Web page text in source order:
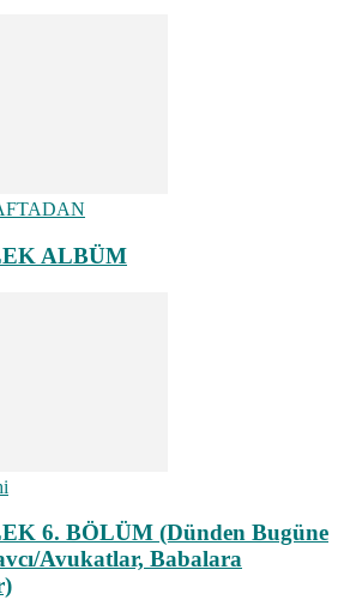
ALBÜM
6. BÖLÜM (Dünden Bugüne
Avukatlar, Babalara